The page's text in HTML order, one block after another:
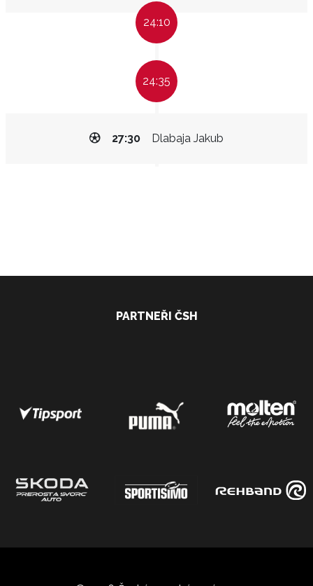
24:10
24:35
Dlabaja Jakub
27:30
PARTNEŘI ČSH